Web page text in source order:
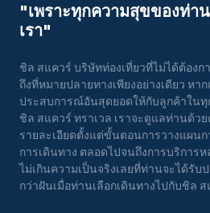
"เพราะทุกความสุขของท่า
เรา"
ชิล สแควร์ บริษัทท่องเที่ยวที่ไม่ได้ต้องก
ถึงที่หมายปลายทางเพียงอย่างเดียว หา
ประสบการณ์อันสุดยอดให้กับลูกค้าในทุ
ชิล สแควร์ ทราเวล เราจะดูแลท่านด้ว
รายละเอียดตั้งแต่ขั้นตอนการวางแผน
การเดินทาง ตลอดไปจนถึงการบริการ
ไม่เกินความเป็นจริงเลยที่ท่านจะได้รั
กว่าฝันเมื่อท่านเลือกเดินทางไปกับชิล ส